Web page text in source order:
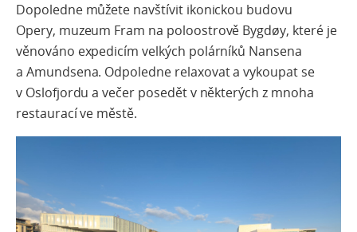
Dopoledne můžete navštívit ikonickou budovu
Opery, muzeum Fram na poloostrově Bygdøy, které je
věnováno expedicím velkých polárníků Nansena
a Amundsena. Odpoledne relaxovat a vykoupat se
v Oslofjordua večer posedět v některých z mnoha
restaurací ve městě.